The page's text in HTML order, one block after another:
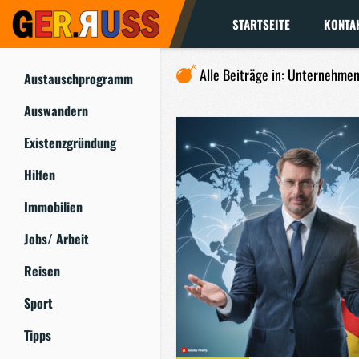
STARTSEITE
Austauschprogramm
Auswandern
Existenzgründung
Hilfen
Immobilien
Jobs/ Arbeit
Reisen
Sport
Tipps
Alle Beiträge in: Unternehmen